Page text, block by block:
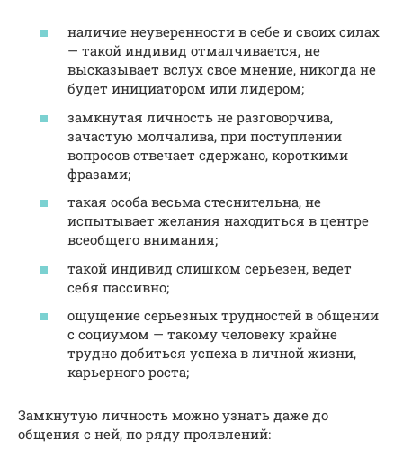
наличие неуверенности в себе и своих силах
— такой индивид отмалчивается, не
высказывает вслух свое мнение, никогда не
будет инициатором или лидером;
замкнутая личность не разговорчива,
зачастую молчалива, при поступлении
вопросов отвечает сдержано, короткими
фразами;
такая особа весьма стеснительна, не
испытывает желания находиться в центре
всеобщего внимания;
такой индивид слишком серьезен, ведет
себя пассивно;
ощущение серьезных трудностей в общении
с социумом — такому человеку крайне
трудно добиться успеха в личной жизни,
карьерного роста;
Замкнутую личность можно узнать даже до
общения с ней, по ряду проявлений: